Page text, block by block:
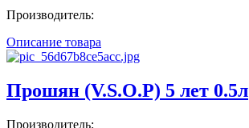
Производитель:
Описание товара
Прошян (V.S.O.P) 5 лет 0.5л
Производитель: